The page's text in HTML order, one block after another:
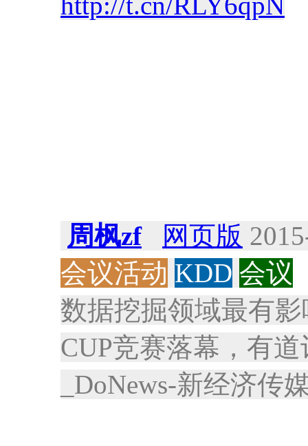
周枫zf 网页版
会议活动 KDD 会议
数据挖掘领域最有
CUP竞赛落幕，有
_DoNews-新经济传